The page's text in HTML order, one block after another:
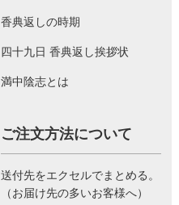
香典返しの時期
四十九日 香典返し挨拶状
満中陰志とは
ご注文方法について
送付先をエクセルでまとめる。
（お届け先の多いお客様へ）